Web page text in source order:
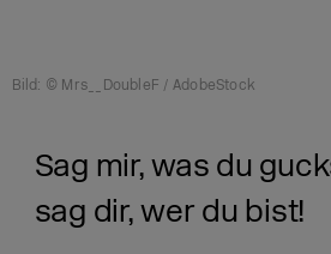
Bild: © Mrs__DoubleF / AdobeStock
Sag mir, was du
sag dir, wer du bist!